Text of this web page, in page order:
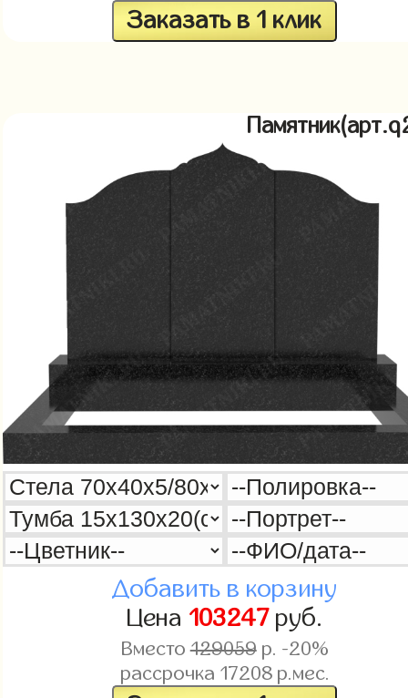
Заказать в 1 клик
Добавить в корзину
Цена 103247руб.
Вместо129059р. -20%
рассрочка 17208р.мес.